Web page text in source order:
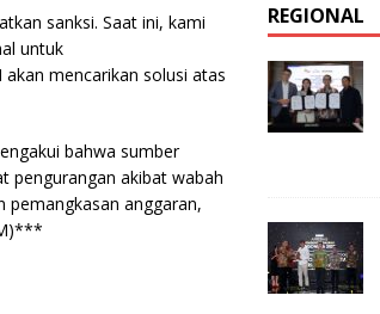
sanksi. Saat ini, kami
untuk
mencarikan solusi atas
bahwa sumber
pengurangan akibat wabah
pemangkasan anggaran,
REGIONAL